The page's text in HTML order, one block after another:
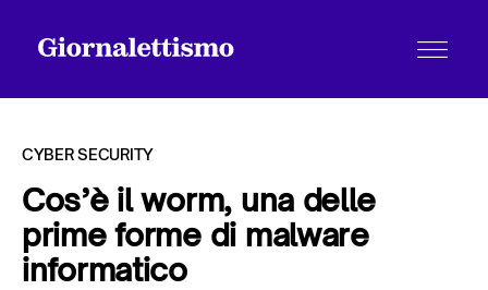
Tutti gli articoli
CYBER SECURITY
Cos’è il worm, una delle
prime forme di malware
informatico